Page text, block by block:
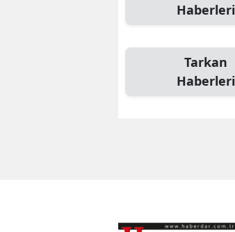
Haberleri
Tarkan
Haberleri